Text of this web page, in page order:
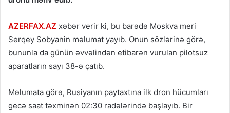
AZERFAX.AZ xəbər verir ki, bu barədə Moskva meri
Serqey Sobyanin məlumat yayıb. Onun sözlərinə görə,
bununla da günün əvvəlindən etibarən vurulan pilotsuz
aparatların sayı 38-ə çatıb.
Məlumata görə, Rusiyanın paytaxtına ilk dron hücumları
gecə saat təxminən 02:30 radələrində başlayıb. Bir